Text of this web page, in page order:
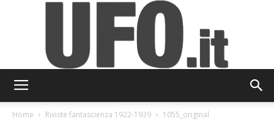
Home Riviste fantascienza 1922-1939 1055_original